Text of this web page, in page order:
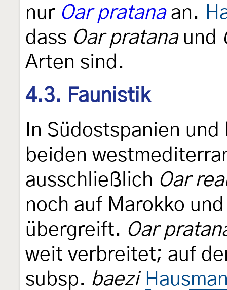
nur Oar pratanaan.
dass Oar pratanaund
Arten sind.
4.3. Faunistik
In Südostspanien
beiden
ausschließlich Oar
noch auf Marokko
übergreift. Oar
weit verbreitet; auf
subsp. baezi